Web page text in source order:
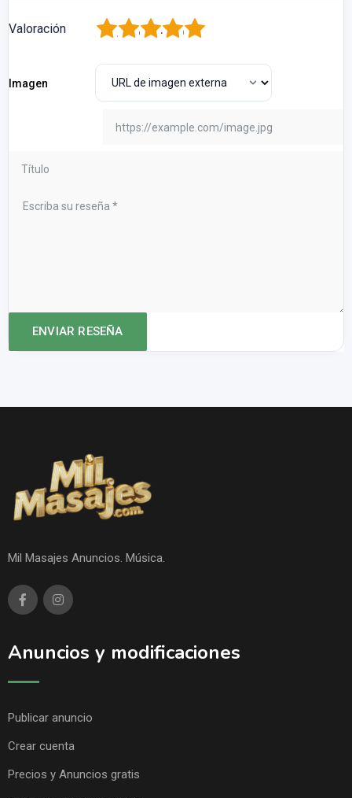
Valoración 5
4
3
2
Imagen
Mil Masajes Anuncios. Música.
Anuncios y modificaciones
Publicar anuncio
Crear cuenta
Precios y Anuncios gratis